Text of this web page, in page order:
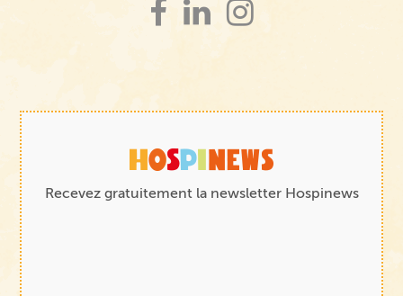
Recevez gratuitement la newsletter Hospinews